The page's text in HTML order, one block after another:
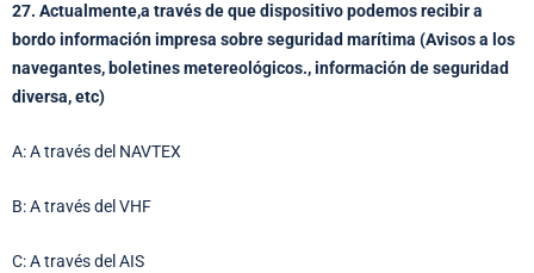
27. Actualmente,a través de que dispositivo podemos recibir a
bordo información impresa sobre seguridad marítima (Avisos a los
navegantes, boletines metereológicos., información de seguridad
diversa, etc)
A: A través del NAVTEX
B: A través del VHF
C: A través del AIS